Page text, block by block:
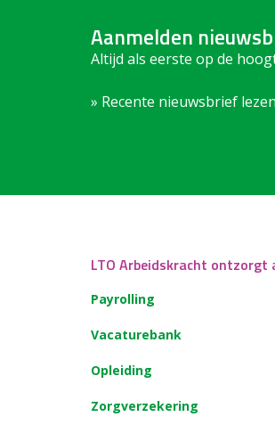
Aanmelden
Altijd als eerste op de
» Recente nieuwsbrief
LTO Arbeidskracht ontzorgt
Payrolling
Vacaturebank
Opleiding
Zorgverzekering